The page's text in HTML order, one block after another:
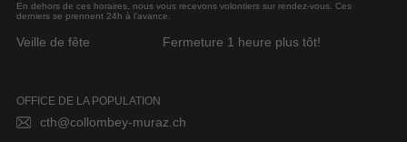
En dehors de ces horaires, nous vous recevons volontiers sur rendez-vous. Ces
derniers se prennent 24h à l’avance.
Veille de fête Fermeture 1 heure plus tôt!
OFFICE DE LA POPULATION
cth@collombey-muraz.ch